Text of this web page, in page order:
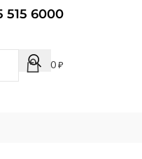
515 6000
0₽